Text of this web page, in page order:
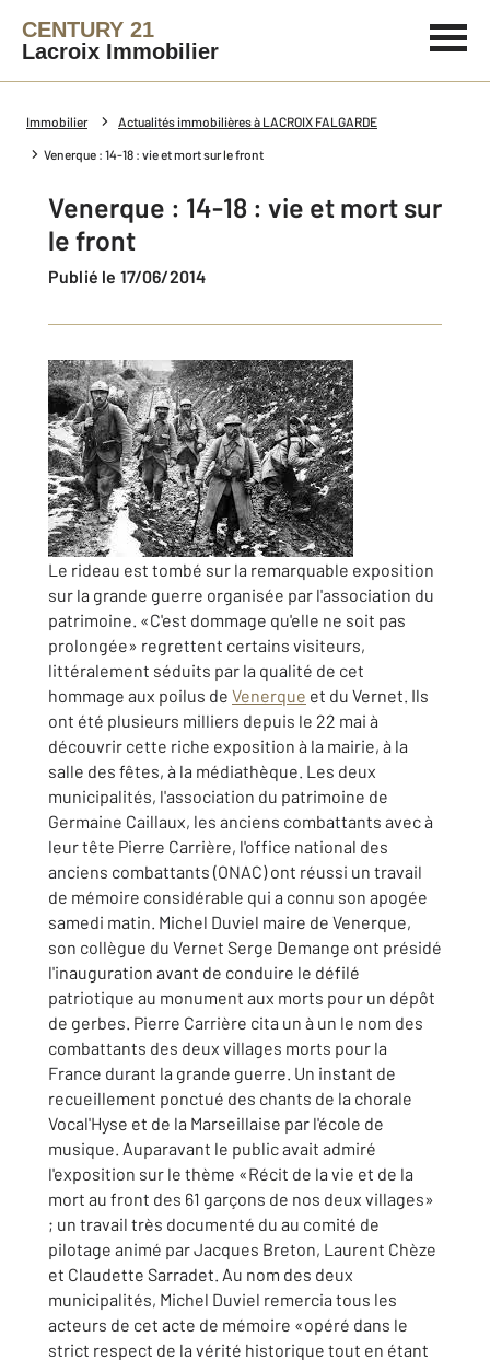
CENTURY 21
Lacroix Immobilier
Immobilier Actualités immobilières à LACROIX FALGARDE
Venerque : 14-18 : vie et mort sur le front
Venerque : 14-18 : vie et mort sur
le front
Publié le 17/06/2014
Le rideau est tombé sur la remarquable exposition
sur la grande guerre organisée par l'association du
patrimoine. «C'est dommage qu'elle ne soit pas
prolongée» regrettent certains visiteurs,
littéralement séduits par la qualité de cet
hommage aux poilus de Venerque et du Vernet. Ils
ont été plusieurs milliers depuis le 22 mai à
découvrir cette riche exposition à la mairie, à la
salle des fêtes, à la médiathèque. Les deux
municipalités, l'association du patrimoine de
Germaine Caillaux, les anciens combattants avec à
leur tête Pierre Carrière, l'office national des
anciens combattants (ONAC) ont réussi un travail
de mémoire considérable qui a connu son apogée
samedi matin. Michel Duviel maire de Venerque,
son collègue du Vernet Serge Demange ont présidé
l'inauguration avant de conduire le défilé
patriotique au monument aux morts pour un dépôt
de gerbes. Pierre Carrière cita un à un le nom des
combattants des deux villages morts pour la
France durant la grande guerre. Un instant de
recueillement ponctué des chants de la chorale
Vocal'Hyse et de la Marseillaise par l'école de
musique. Auparavant le public avait admiré
l'exposition sur le thème «Récit de la vie et de la
mort au front des 61 garçons de nos deux villages»
; un travail très documenté du au comité de
pilotage animé par Jacques Breton, Laurent Chèze
et Claudette Sarradet. Au nom des deux
municipalités, Michel Duviel remercia tous les
acteurs de cet acte de mémoire «opéré dans le
strict respect de la vérité historique tout en étant